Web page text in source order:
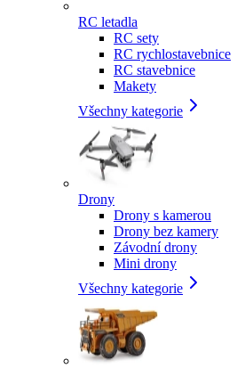
RC letadla
RC sety
RC rychlostavebnice
RC stavebnice
Makety
Všechny kategorie
Drony
Drony s kamerou
Drony bez kamery
Závodní drony
Mini drony
Všechny kategorie